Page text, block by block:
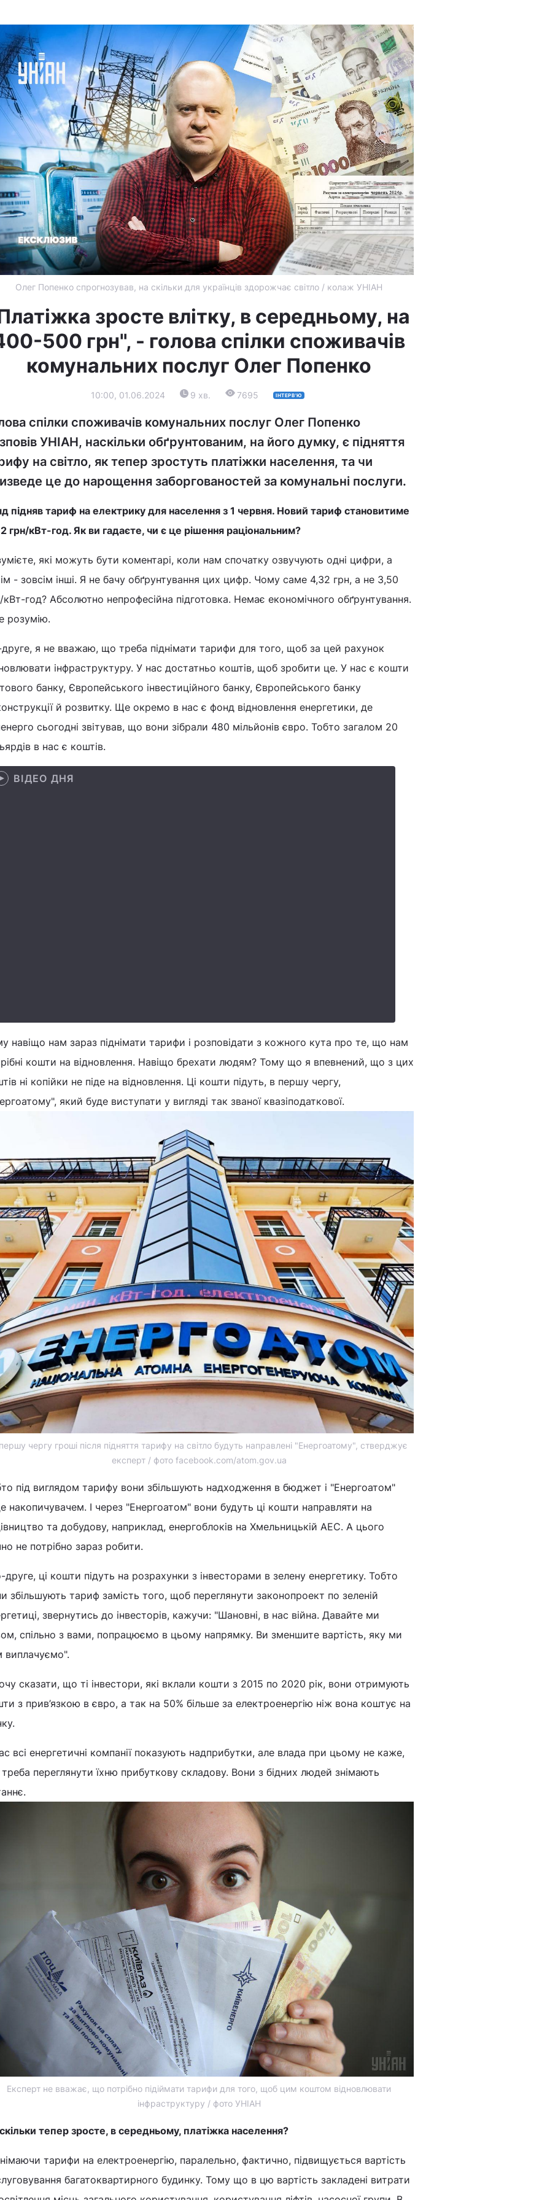
Олег Попенко спрогнозував, на скільки для українців здорожчає світло / колаж УНІАН
зросте влітку, в середньому, на
500 грн", - голова спілки споживачів
комунальних послуг Олег Попенко
10:00, 01.06.2024 9 хв. 7695 ІНТЕРВ'Ю
спілки споживачів комунальних послуг Олег Попенко
УНІАН, наскільки обґрунтованим, на його думку, є підняття
на світло, як тепер зростуть платіжки населення, та чи
це до нарощення заборгованостей за комунальні послуги.
підняв тариф на електрику для населення з 1 червня. Новий тариф становитиме
грн/кВт-год. Як ви гадаєте, чи є це рішення раціональним?
які можуть бути коментарі, коли нам спочатку озвучують одні цифри, а
- зовсім інші. Я не бачу обґрунтування цих цифр. Чому саме 4,32 грн, а не 3,50
кВт-год? Абсолютно непрофесійна підготовка. Немає економічного обґрунтування.
розумію.
я не вважаю, що треба піднімати тарифи для того, щоб за цей рахунок
інфраструктуру. У нас достатньо коштів, щоб зробити це. У нас є кошти
банку, Європейського інвестиційного банку, Європейського банку
й розвитку. Ще окремо в нас є фонд відновлення енергетики, де
сьогодні звітував, що вони зібрали 480 мільйонів євро. Тобто загалом 20
в нас є коштів.
ВІДЕО ДНЯ
навіщо нам зараз піднімати тарифи і розповідати з кожного кута про те, що нам
кошти на відновлення. Навіщо брехати людям? Тому що я впевнений, що з цих
ні копійки не піде на відновлення. Ці кошти підуть, в першу чергу,
який буде виступати у вигляді так званої квазіподаткової.
чергу гроші після підняття тарифу на світло будуть направлені "Енергоатому", стверджує
експерт / фото facebook.com/atom.gov.ua
під виглядом тарифу вони збільшують надходження в бюджет і "Енергоатом"
накопичувачем. І через "Енергоатом" вони будуть ці кошти направляти на
та добудову, наприклад, енергоблоків на Хмельницькій АЕС. А цього
не потрібно зараз робити.
друге, ці кошти підуть на розрахунки з інвесторами в зелену енергетику. Тобто
збільшують тариф замість того, щоб переглянути законопроект по зеленій
звернутись до інвесторів, кажучи: "Шановні, в нас війна. Давайте ми
спільно з вами, попрацюємо в цьому напрямку. Ви зменшите вартість, яку ми
виплачуємо".
сказати, що ті інвестори, які вклали кошти з 2015 по 2020 рік, вони отримують
з прив’язкою в євро, а так на 50% більше за електроенергію ніж вона коштує на
всі енергетичні компанії показують надприбутки, але влада при цьому не каже,
переглянути їхню прибуткову складову. Вони з бідних людей знімають
Експерт не вважає, що потрібно підіймати тарифи для того, щоб цим коштом відновлювати
інфраструктуру / фото УНІАН
тепер зросте, в середньому, платіжка населення?
тарифи на електроенергію, паралельно, фактично, підвищується вартість
багатоквартирного будинку. Тому що в цю вартість закладені витрати